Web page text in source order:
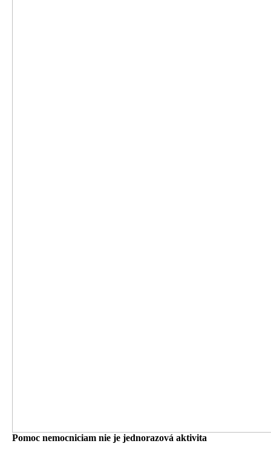
Pomoc nemocniciam nie je jednorazová aktivita